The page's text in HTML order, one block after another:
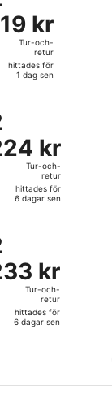
kr
kr
Tur-och-
retur
hittades för
1 dag sen
kr
kr
Tur-och-
retur
hittades för
6 dagar sen
sep. från
kr
kr
Tur-och-
retur
hittades för
6 dagar sen
23 sep. från